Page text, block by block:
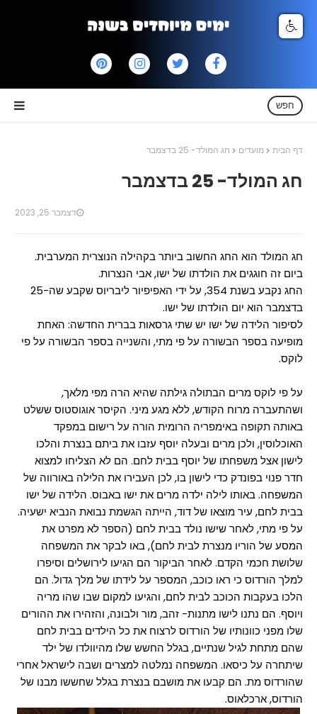
חפש
דף הבית מועדים חג המולד- 25 בדצמבר
חג המולד- 25 בדצמבר
דצמבר 25, 2023
חג המולד הוא החג החשוב ביותר בקהילה הנוצרית המערבית.
ביום זה חוגגים את הולדתו של ישו, אבי הנצרות.
החג נקבע בשנת 354, על ידי האפיפיור ליבריוס שקבע שה-25
בדצמבר הוא יום הולדתו של ישו.
לסיפור הלידה של ישו יש שתי גרסאות בברית החדשה: האחת
מופיעה בספר הבשורה על פי מתי, והשנייה בספר הבשורה על פי
לוקס.
על פי לוקס מרים הבתולה גילתה שהיא הרה מפי מלאך,
ושהתעברה מרוח הקודש, ללא מגע מיני. הקיסר אוגוסטוס ששלט
באותה תקופה באימפריה הרומית הורה על רישום במפקד
האוכלוסין, ולכן מרים ובעלה יוסף עזבו את ביתם בנצרת והלכו
לישון אצל משפחתו של יוסף בבית לחם. הם לא הצליחו למצוא
חדר פנוי בפונדק כדי לישון בו, לכן העבירו את הלילה באורווה של
המשפחה. באותו לילה ילדה מרים את ישו באבוס. הלידה של ישו
בבית לחם, עיר מוצאו של דוד, הייתה הגשמת נבואת הנביא ישעיה.
על פי מתי, לאחר שישו נולד בבית לחם (הספר לא מפרט את
המסע של הוריו מנצרת לבית לחם), באו לבקר את המשפחה
שלושת חכמי הקדם. לאחר הביקור הם הגיעו לירושלים וסיפרו
למלך הורדוס כי ראו כוכב, המספר על לידתו של מלך גדול. הם
הלכו בעקבות הכוכב לבית לחם, והגיעו למקום שבו שהו מריה
ויוסף. הם נתנו לישו מתנות- זהב, מור ולבונה, והזהירו את ההורים
שלו מפני כוונותיו של הורדוס לרצוח את כל הילדים בבית לחם
שהם מתחת לגיל שנתיים, בגלל החשש שלו מהיוולדו של ילד
שיתחרה על כיסאו. המשפחה נמלטה למצרים ושבה לישראל אחרי
שהורדוס מת. הם קבעו את מושבם בנצרת בגלל שחששו מבנו של
הורדוס, ארכלאוס.